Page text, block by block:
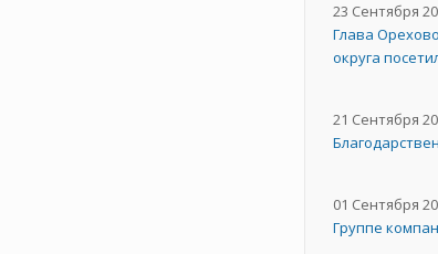
23 Сентября
Глава
округа
21 Сентября
01 Сентября
Группе